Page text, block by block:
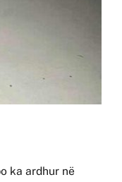
ka ardhur në